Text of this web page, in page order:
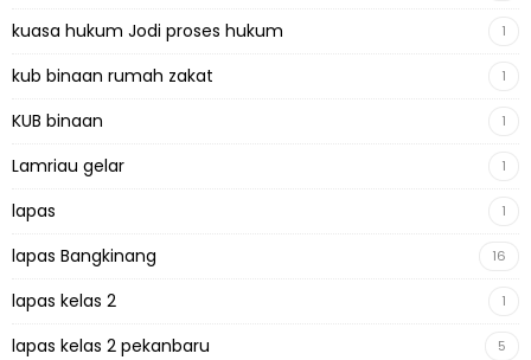
kuasa hukum Jodi proses hukum 1
kub binaan rumah zakat 1
KUB binaan 1
Lamriau gelar 1
lapas 1
lapas Bangkinang 16
lapas kelas 2 1
lapas kelas 2 pekanbaru 5